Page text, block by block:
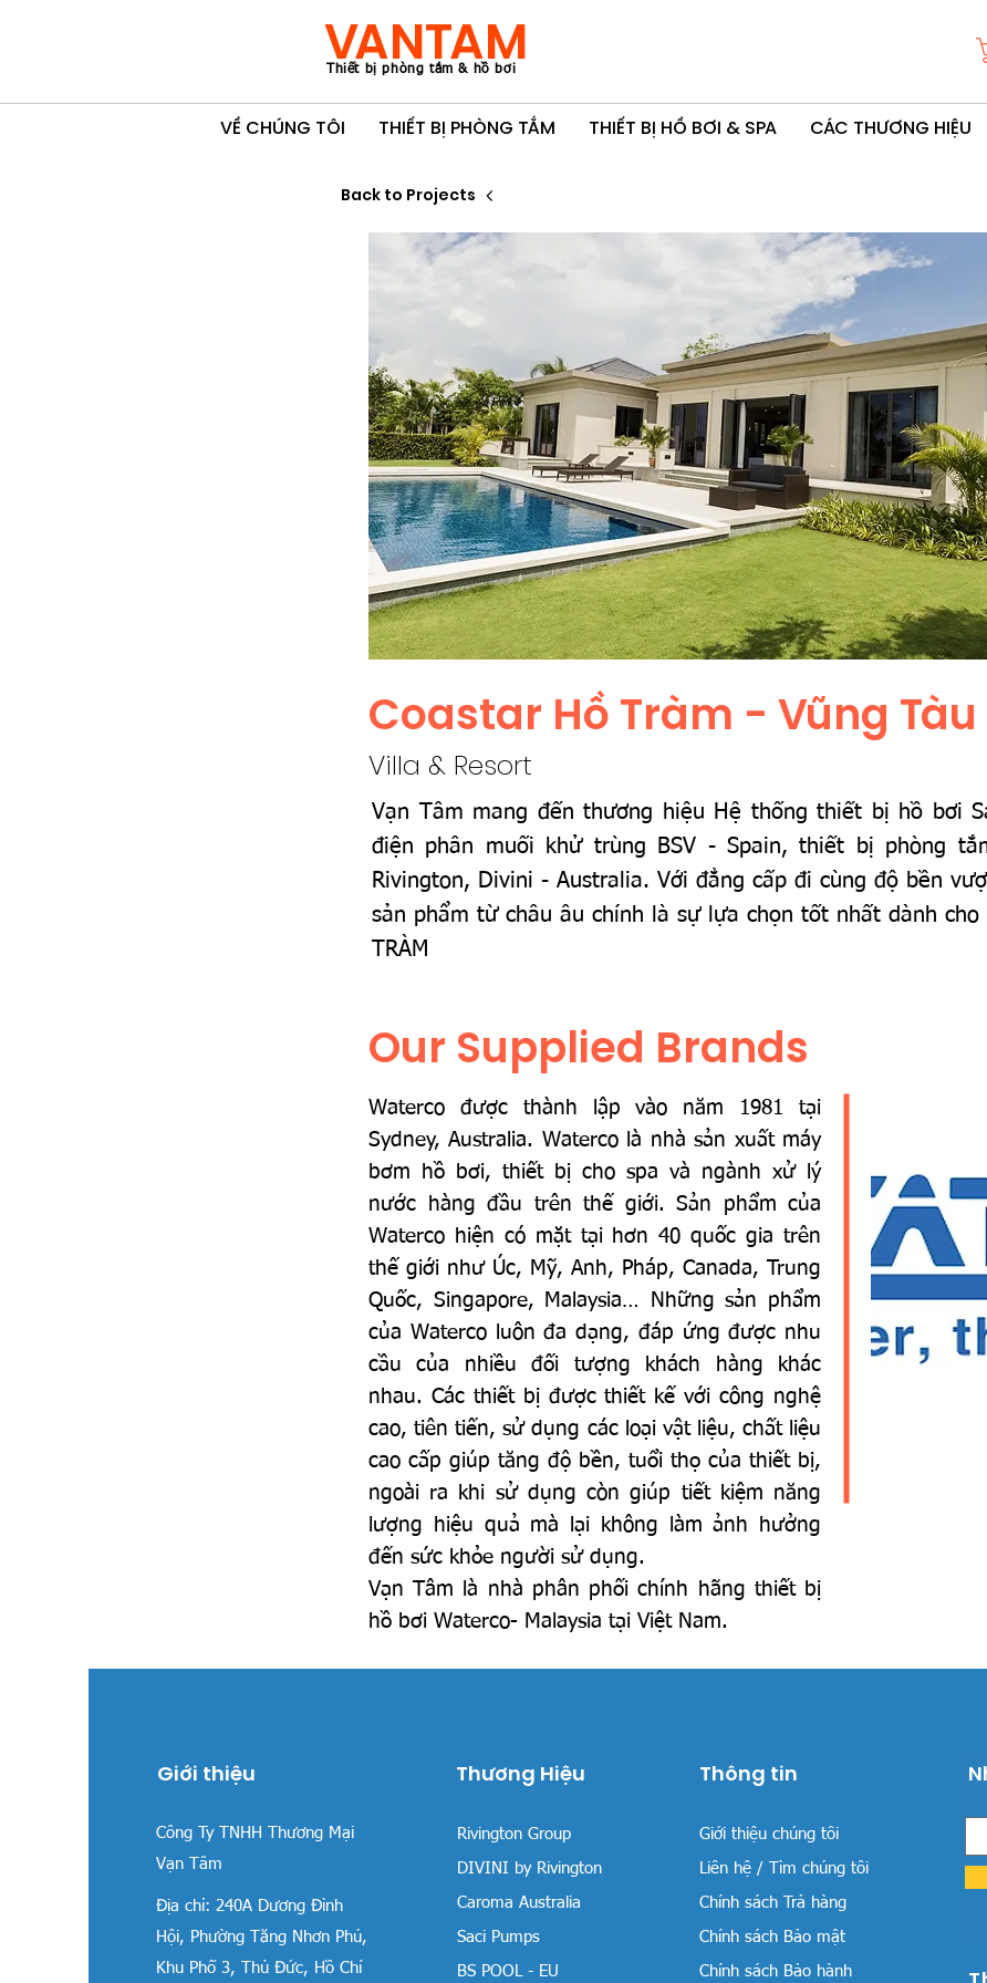
VANTAM
Thiết bị phòng tắm & hồ bơi
VỀ CHÚNG TÔI THIẾT BỊ PHÒNG TẮM THIẾT BỊ HỒ BƠI & SPA CÁC THƯƠNG HIỆU
Back to Projects
Coastar Hồ Tràm - Vũng Tàu
Villa & Resort
Vạn Tâm mang đến thương hiệu Hệ thống thiết bị hồ bơi
điện phân muối khử trùng BSV - Spain, thiết bị phòng
Rivington, Divini - Australia. Với đẳng cấp đi cùng độ bền
sản phẩm từ châu âu chính là sự lựa chọn tốt nhất dành cho
TRÀM
Our Supplied Brands
Waterco được thành lập vào năm 1981 tại
Sydney, Australia. Waterco là nhà sản xuất máy
bơm hồ bơi, thiết bị cho spa và ngành xử lý
nước hàng đầu trên thế giới. Sản phẩm của
Waterco hiện có mặt tại hơn 40 quốc gia trên
thế giới như Úc, Mỹ, Anh, Pháp, Canada, Trung
Quốc, Singapore, Malaysia… Những sản phẩm
của Waterco luôn đa dạng, đáp ứng được nhu
cầu của nhiều đối tượng khách hàng khác
nhau. Các thiết bị được thiết kế với công nghệ
cao, tiên tiến, sử dụng các loại vật liệu, chất liệu
cao cấp giúp tăng độ bền, tuổi thọ của thiết bị,
ngoài ra khi sử dụng còn giúp tiết kiệm năng
lượng hiệu quả mà lại không làm ảnh hưởng
đến sức khỏe người sử dụng.
Vạn Tâm là nhà phân phối chính hãng thiết bị
hồ bơi Waterco- Malaysia tại Việt Nam.
Giới thiệu
Công Ty TNHH Thương Mại
Vạn Tâm
Địa chỉ:240A Dương Đình
Hội, Phường Tăng Nhơn Phú,
Khu Phố 3, Thủ Đức, Hồ Chí
Thương Hiệu
Rivington Group
DIVINI by Rivington
Caroma Australia
Saci Pumps
BS POOL - EU
Thông tin
Giới thiệu chúng tôi
Liên hệ / Tìm chúng tôi
Chính sách Trả hàng
Chính sách Bảo mật
Chính sách Bảo hành